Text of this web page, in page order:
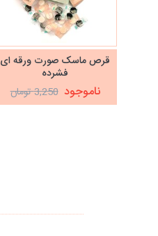
قرص ماسک صورت ورقه ای
فشرده
ناموجود 3,250 تومان